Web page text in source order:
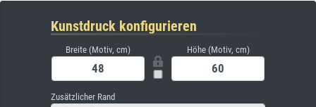
Kunstdruck konfigurieren
Breite (Motiv, cm) Höhe (Motiv, cm)
Zusätzlicher Rand